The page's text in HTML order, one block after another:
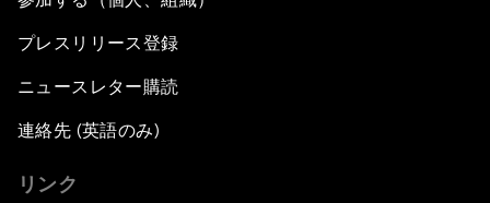
プレスリリース登録
ニュースレター購読
連絡先 (英語のみ)
リンク